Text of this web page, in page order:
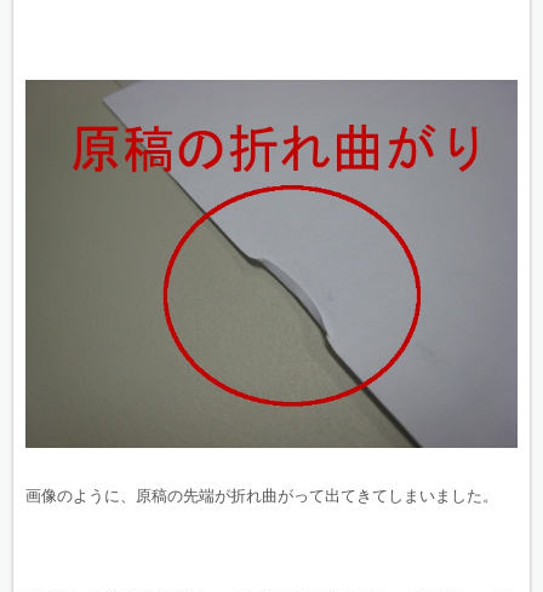
画像のように、原稿の先端が折れ曲がって出てきてしまいました。